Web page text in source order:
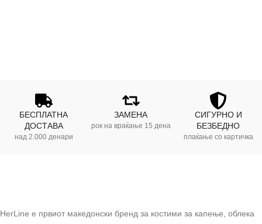
БЕСПЛАТНА
ДОСТАВА
над 2.000 денари
ЗАМЕНА
рок на враќање 15 дена
СИГУРНО И
БЕЗБЕДНО
плаќање со картичка
HerLine е првиот македонски бренд за костими за капење, облека